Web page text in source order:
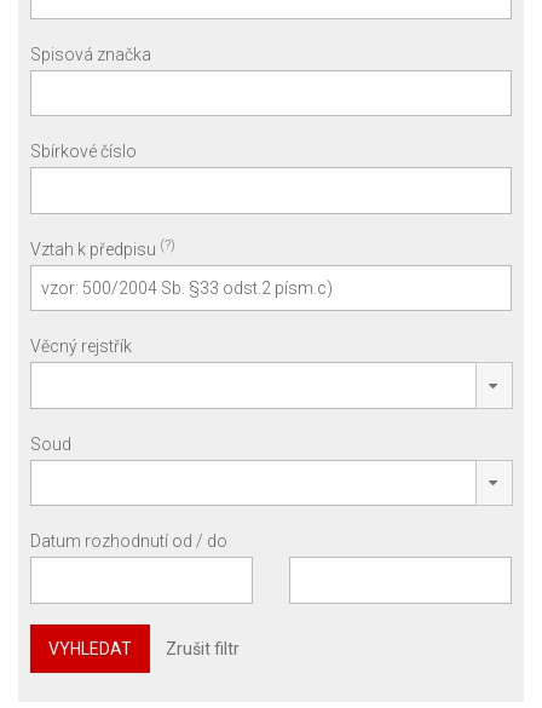
Spisová značka
Sbírkové číslo
Vztah k předpisu (?)
Věcný rejstřík
Soud
Datum rozhodnutí od / do
VYHLEDAT Zrušit filtr